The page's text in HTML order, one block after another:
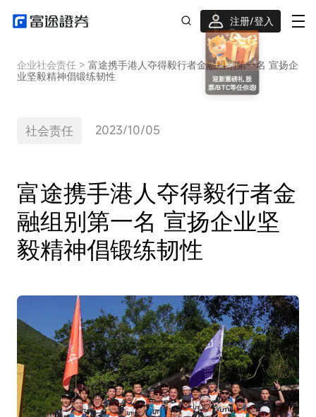
注册/登入
迎新重磅礼 股票/BTC等任你选!
企业社会责任> 富途携手港人夺得毅行者金融组别第一名 宣扬企
业坚毅精神倡锻练韧性
社会责任 2023/10/05
富途携手港人夺得毅行者金
融组别第一名 宣扬企业坚
毅精神倡锻练韧性